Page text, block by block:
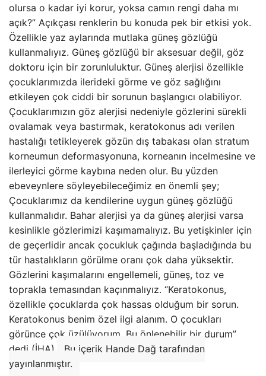
olursa o kadar iyi korur, yoksa camın rengi daha mı
açık?” Açıkçası renklerin bu konuda pek bir etkisi yok.
Özellikle yaz aylarında mutlaka güneş gözlüğü
kullanmalıyız. Güneş gözlüğü bir aksesuar değil, göz
doktoru için bir zorunluluktur. Güneş alerjisi özellikle
çocuklarımızda ilerideki görme ve göz sağlığını
etkileyen çok ciddi bir sorunun başlangıcı olabiliyor.
Çocuklarımızın göz alerjisi nedeniyle gözlerini sürekli
ovalamak veya bastırmak, keratokonus adı verilen
hastalığı tetikleyerek gözün dış tabakası olan stratum
korneumun deformasyonuna, korneanın incelmesine ve
ilerleyici görme kaybına neden olur. Bu yüzden
ebeveynlere söyleyebileceğimiz en önemli şey;
Çocuklarımız da kendilerine uygun güneş gözlüğü
kullanmalıdır. Bahar alerjisi ya da güneş alerjisi varsa
kesinlikle gözlerimizi kaşımamalıyız. Bu yetişkinler için
de geçerlidir ancak çocukluk çağında başladığında bu
tür hastalıkların görülme oranı çok daha yüksektir.
Gözlerini kaşımalarını engellemeli, güneş, toz ve
toprakla temasından kaçınmalıyız. “Keratokonus,
özellikle çocuklarda çok hassas olduğum bir sorun.
Keratokonus benim özel ilgi alanım. O çocukları
görünce çok üzülüyorum. Bu önlenebilir bir durum”
dedi (İHA).
Bu içerik Hande Dağ tarafından
yayınlanmıştır.